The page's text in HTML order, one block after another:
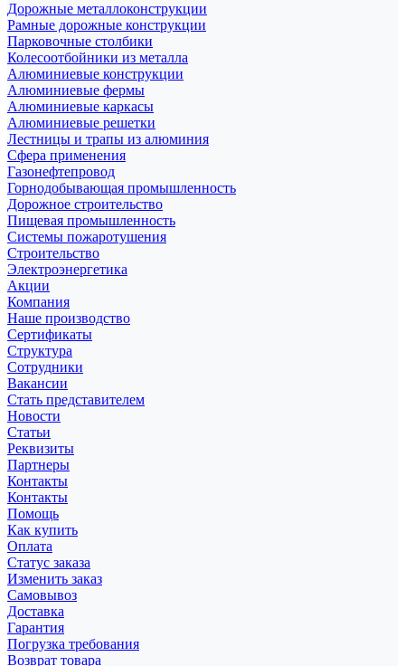
Дорожные металлоконструкции
Рамные дорожные конструкции
Парковочные столбики
Колесоотбойники из металла
Алюминиевые конструкции
Алюминиевые фермы
Алюминиевые каркасы
Алюминиевые решетки
Лестницы и трапы из алюминия
Сфера применения
Газонефтепровод
Горнодобывающая промышленность
Дорожное строительство
Пищевая промышленность
Системы пожаротушения
Строительство
Электроэнергетика
Акции
Компания
Наше производство
Сертификаты
Структура
Сотрудники
Вакансии
Стать представителем
Новости
Статьи
Реквизиты
Партнеры
Контакты
Контакты
Помощь
Как купить
Оплата
Статус заказа
Изменить заказ
Самовывоз
Доставка
Гарантия
Погрузка требования
Возврат товара